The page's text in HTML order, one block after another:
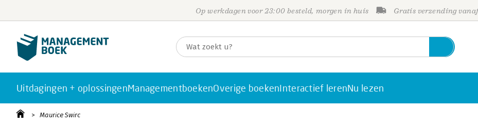
Op werkdagen voor 23:00 besteld, morgen in huis Gratis verzending
Uitdagingen + oplossingenManagementboekenOverige boekenInteractief lerenNu lezen
Maurice Swirc